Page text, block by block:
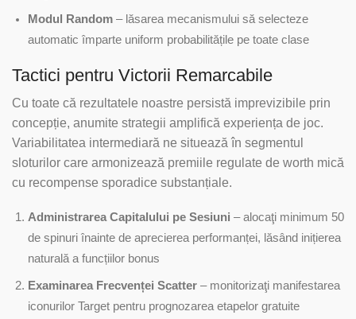
Modul Random – lăsarea mecanismului să selecteze
automatic împarte uniform probabilitățile pe toate clase
Tactici pentru Victorii Remarcabile
Cu toate că rezultatele noastre persistă imprevizibile prin
concepție, anumite strategii amplifică experiența de joc.
Variabilitatea intermediară ne situează în segmentul
sloturilor care armonizează premiile regulate de worth mică
cu recompense sporadice substanțiale.
Administrarea Capitalului pe Sesiuni – alocaţi minimum 50
de spinuri înainte de aprecierea performanței, lăsând inițierea
naturală a funcțiilor bonus
Examinarea Frecvenței Scatter – monitorizaţi manifestarea
iconurilor Target pentru prognozarea etapelor gratuite